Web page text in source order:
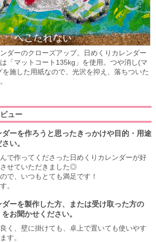
ダーのクローズアップ。日めくりカレンダー
「マットコート135kg」を使用。つや消し(マ
を施した用紙なので、光沢を抑え、落ちついた
ュー
ーを作ろうと思ったきっかけや目的・用途
い。
で作ってくださった日めくりカレンダーが好
せていただきました◎
で、いつもとても満足です！
。
ーを製作した方、または受け取った方の
お聞かせください。
く、壁に掛けても、卓上で置いても使いやす
す。